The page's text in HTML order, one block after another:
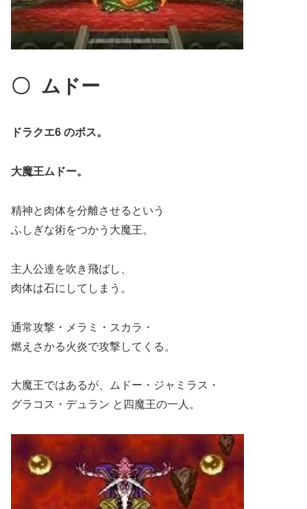
〇 ムドー
ドラクエ6 のボス。
大魔王ムドー。
精神と肉体を分離させるという
ふしぎな術をつかう大魔王。
主人公達を吹き飛ばし、
肉体は石にしてしまう。
通常攻撃・メラミ・スカラ・
燃えさかる火炎で攻撃してくる。
大魔王ではあるが、ムドー・ジャミラス・
グラコス・デュラン と四魔王の一人。